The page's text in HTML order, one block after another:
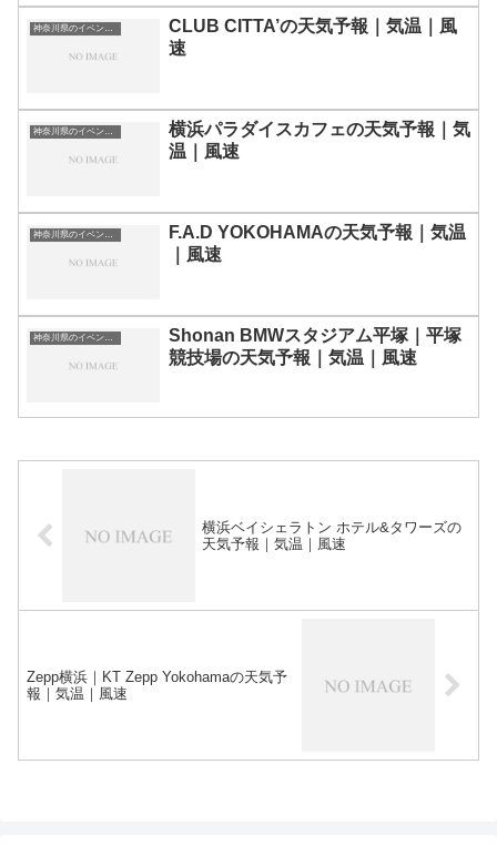
神奈川県のイベント会場一覧
CLUB CITTA’の天気予報｜気温｜風
速
横浜パラダイスカフェの天気予報｜気
温｜風速
F.A.D YOKOHAMAの天気予報｜気温
｜風速
Shonan BMWスタジアム平塚｜平塚
競技場の天気予報｜気温｜風速
横浜ベイシェラトン ホテル&タワーズの
天気予報｜気温｜風速
Zepp横浜｜KT Zepp Yokohamaの天気予
報｜気温｜風速